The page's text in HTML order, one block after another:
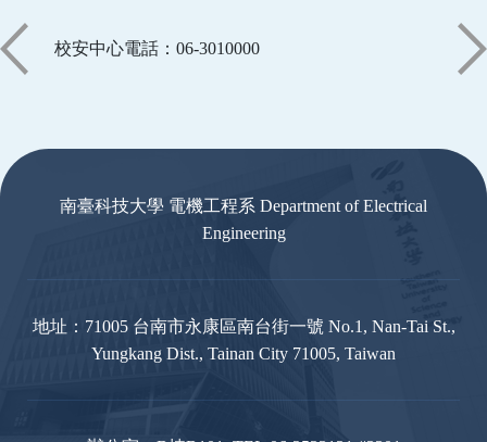
校安中心電話：06-3010000
南臺科技大學 電機工程系 Department of Electrical
Engineering
地址：71005 台南市永康區南台街一號 No.1, Nan-Tai St.,
Yungkang Dist., Tainan City 71005, Taiwan